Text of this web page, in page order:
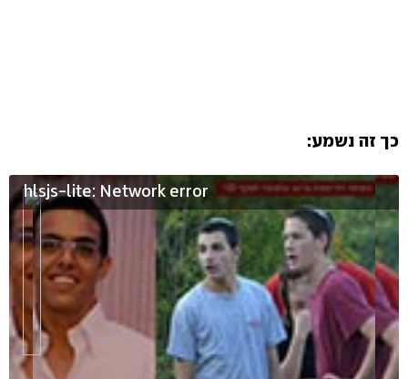
כך זה נשמע:
hlsjs-lite: Network error